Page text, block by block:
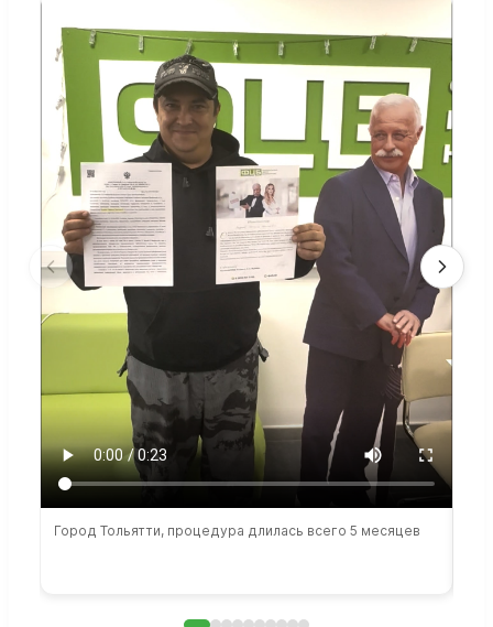
Город Тольятти, процедура длилась всего 5 месяцев